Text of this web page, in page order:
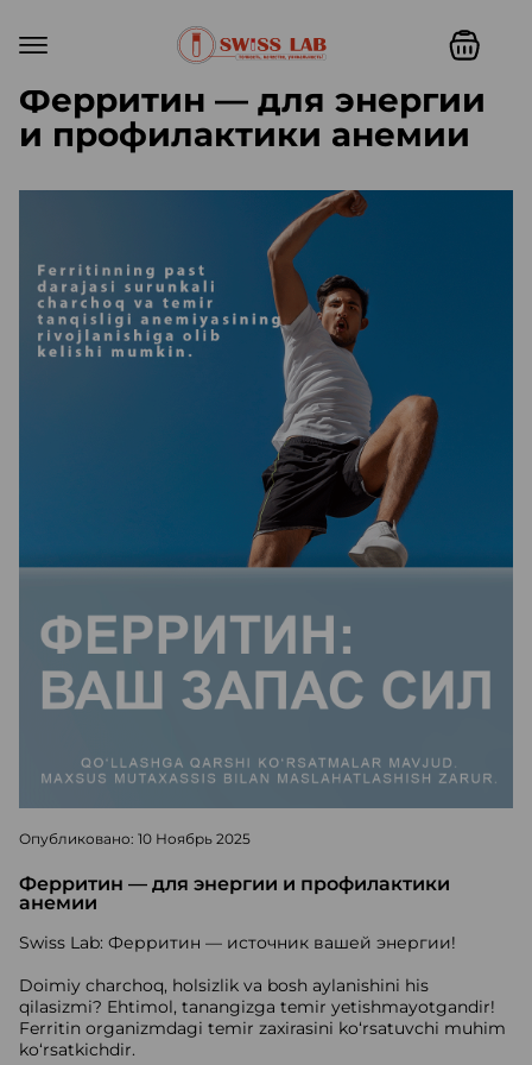
Ферритин — для энергии
и профилактики анемии
Опубликовано: 10 Ноябрь 2025
Ферритин — для энергии и профилактики
анемии
Swiss Lab: Ферритин — источник вашей энергии!
Doimiy charchoq, holsizlik va bosh aylanishini his
qilasizmi? Ehtimol, tanangizga temir yetishmayotgandir!
Ferritin organizmdagi temir zaxirasini ko‘rsatuvchi muhim
ko‘rsatkichdir.